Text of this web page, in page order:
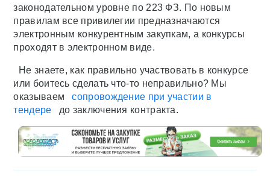
законодательном уровне по 223 ФЗ. По новым
правилам все привилегии предназначаются
электронным конкурентным закупкам, а конкурсы
проходят в электронном виде.
Не знаете, как правильно участвовать в конкурсе
или боитесь сделать что-то неправильно? Мы
оказываем
сопровождение при участии в
тендере
до заключения контракта.